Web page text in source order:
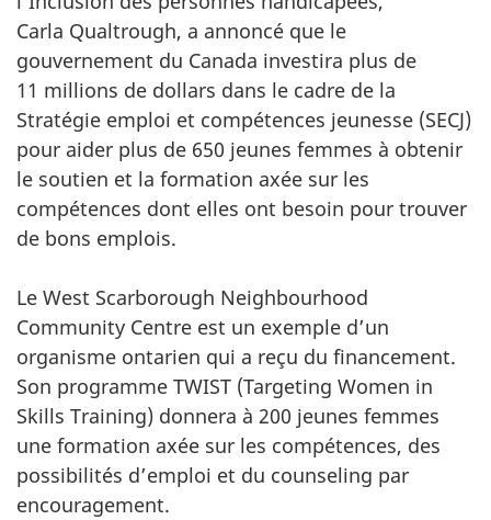
Carla Qualtrough, a annoncé que le
gouvernement du Canada investira plus de
11 millions de dollars dans le cadre de la
Stratégie emploi et compétences jeunesse (SECJ)
pour aider plus de 650 jeunes femmes à obtenir
le soutien et la formation axée sur les
compétences dont elles ont besoin pour trouver
de bons emplois.
Le West Scarborough Neighbourhood
Community Centre est un exemple d’un
organisme ontarien qui a reçu du financement.
Son programme TWIST (Targeting Women in
Skills Training) donnera à 200 jeunes femmes
une formation axée sur les compétences, des
possibilités d’emploi et du counseling par
encouragement.